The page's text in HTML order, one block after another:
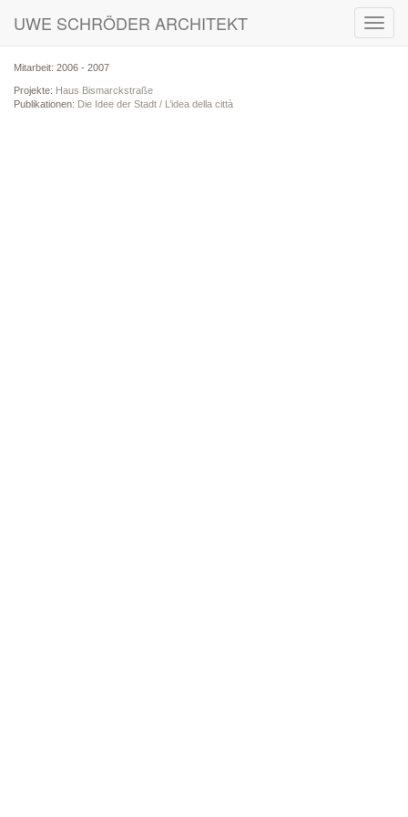
UWE SCHRÖDER ARCHITEKT
Mitarbeit: 2006 - 2007
Projekte: Haus Bismarckstraße
Publikationen: Die Idee der Stadt / L’idea della città